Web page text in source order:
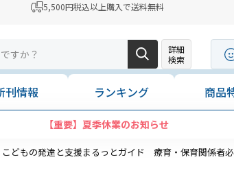
5,500円税込以上購入で送料無料
詳細
検索
刊情報 ランキング 商品
どもの発達と支援まるっとガイド 療育・保育関係者